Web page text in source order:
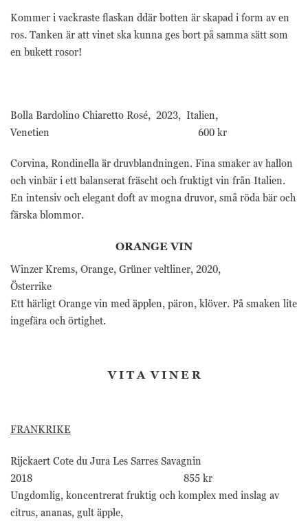
Kommer i vackraste flaskan ddär botten är skapad i form av en
ros. Tanken är att vinet ska kunna ges bort på samma sätt som
en bukett rosor!
Bolla Bardolino Chiaretto Rosé, 2023, Italien,
Venetien 600 kr
Corvina, Rondinella är druvblandningen. Fina smaker av hallon
och vinbär i ett balanserat fräscht och fruktigt vin från Italien.
En intensiv och elegant doft av mogna druvor, små röda bär och
färska blommor.
ORANGE VIN
Winzer Krems, Orange, Grüner veltliner, 2020,
Österrike
Ett härligt Orange vin med äpplen, päron, klöver. På smaken lite
ingefära och örtighet.
V I T A V I N E R
FRANKRIKE
Rijckaert Cote du Jura Les Sarres Savagnin
2018 855 kr
Ungdomlig, koncentrerat fruktig och komplex med inslag av
citrus, ananas, gult äpple,